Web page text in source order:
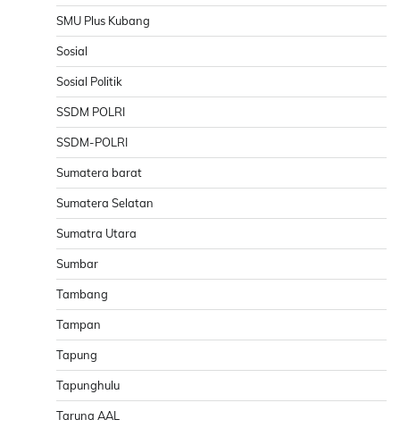
SMU Plus Kubang
Sosial
Sosial Politik
SSDM POLRI
SSDM-POLRI
Sumatera barat
Sumatera Selatan
Sumatra Utara
Sumbar
Tambang
Tampan
Tapung
Tapunghulu
Taruna AAL